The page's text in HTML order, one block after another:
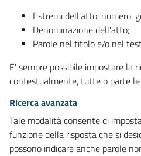
Estremi dell'atto: numero,
Denominazione dell'atto;
Parole nel titolo e/o nel
E' sempre possibile impostare la
contestualmente, tutte o parte
Ricerca avanzata
Tale modalità consente di
funzione della risposta che si
possono indicare anche parole